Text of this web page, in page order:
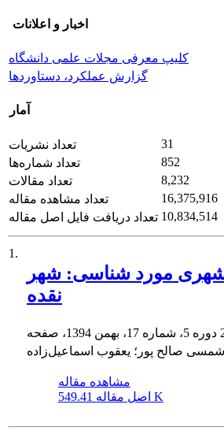
اخبار و اعلانات
کلیپ معرفی مجلات علمی دانشگاه
گزارش عملکرد، دستاوردها
آمار
تعداد نشریات
31
تعداد شماره‌ها
852
تعداد مقالات
8,232
تعداد مشاهده مقاله
16,375,916
تعداد دریافت فایل اصل مقاله 10,834,514
1.
شهری مورد شناسی: شهر
نقده
صالح پور؛ یعقوب اسماعیل‌زاده
مشاهده مقاله
اصل مقاله 549.41 K